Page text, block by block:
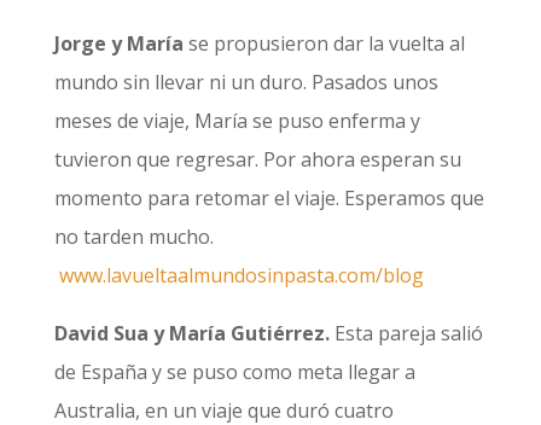
Jorge y María se propusieron dar la vuelta al
mundo sin llevar ni un duro. Pasados unos
meses de viaje, María se puso enferma y
tuvieron que regresar. Por ahora esperan su
momento para retomar el viaje. Esperamos que
no tarden mucho.
www.lavueltaalmundosinpasta.com/blog
David Sua y María Gutiérrez.Esta pareja salió
de España y se puso como meta llegar a
Australia, en un viaje que duró cuatro